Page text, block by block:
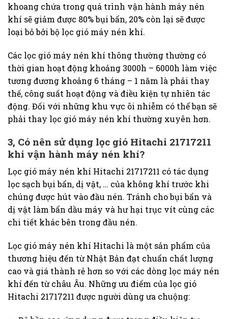
khoang chứa trong quá trình vận hành máy nén
khí sẽ giảm được 80% bụi bẩn, 20% còn lại sẽ được
loại bỏ bởi bộ lọc gió máy nén khí.
Các lọc gió máy nén khí thông thường thường có
thời gian hoạt động khoảng 3000h – 6000h làm việc
tương đương khoảng 6 tháng – 1 năm là phải thay
thế, công suất hoạt động và điều kiện tự nhiên tác
động. Đối với những khu vực ôi nhiễm có thể bạn sẽ
phải thay lọc gió máy nén khí thường xuyên hơn.
3, Có nên sử dụng lọc gió Hitachi 21717211
khi vận hành máy nén khí?
Lọc gió máy nén khí Hitachi 21717211 có tác dụng
lọc sạch bụi bẩn, dị vật, … của không khí trước khi
chúng được hút vào đầu nén. Tránh cho bụi bẩn và
dị vật làm bẩn dầu máy và hư hại trục vít cùng các
chi tiết khác bên trong đầu nén.
Lọc gió máy nén khí Hitachi là một sản phẩm của
thương hiệu đến từ Nhật Bản đạt chuẩn chất lượng
cao và giá thành rẻ hơn so với các dòng lọc máy nén
khí đến từ châu Âu. Những ưu điểm của lọc gió
Hitachi 21717211 được người dùng ưa chuộng: